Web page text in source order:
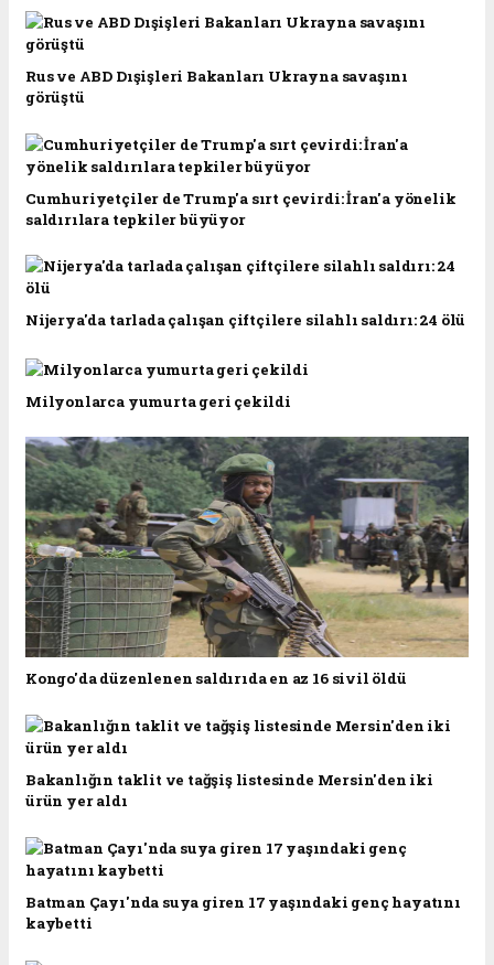
Rus ve ABD Dışişleri Bakanları Ukrayna savaşını
görüştü
Cumhuriyetçiler de Trump'a sırt çevirdi: İran'a yönelik
saldırılara tepkiler büyüyor
Nijerya'da tarlada çalışan çiftçilere silahlı saldırı: 24 ölü
Milyonlarca yumurta geri çekildi
Kongo'da düzenlenen saldırıda en az 16 sivil öldü
Bakanlığın taklit ve tağşiş listesinde Mersin'den iki
ürün yer aldı
Batman Çayı'nda suya giren 17 yaşındaki genç hayatını
kaybetti